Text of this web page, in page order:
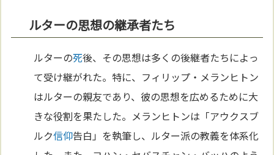
ルターの思想の継承者たち
ルターの死後、その思想は多くの後継者たちによっ
て受け継がれた。特に、フィリップ・メランヒトン
はルターの親友であり、彼の思想を広めるために大
きな役割を果たした。メランヒトンは「アウクスブ
ルク信仰告白」を執筆し、ルター派の教義を体系化